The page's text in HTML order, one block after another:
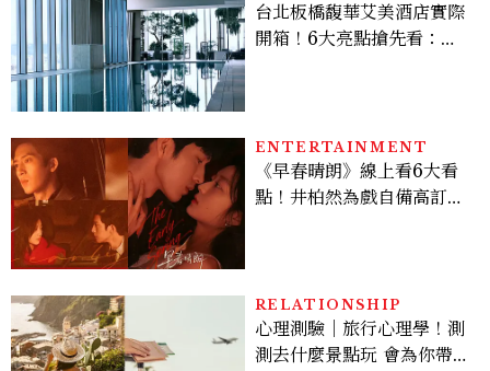
台北板橋馥華艾美酒店實際
開箱！6大亮點搶先看：新
ENTERTAINMENT
《早春晴朗》線上看6大看
點！井柏然為戲自備高訂，
RELATIONSHIP
心理測驗｜旅行心理學！測
測去什麼景點玩 會為你帶來